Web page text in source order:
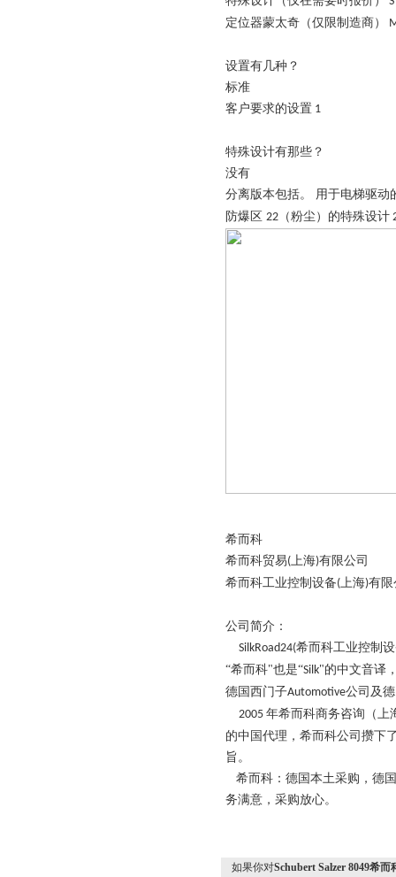
定位器蒙太奇（仅限制造商）
设置有几种？
标准
客户要求的设置 1
特殊设计有那些？
没有
分离版本包括。
用于电梯驱动
防爆区 22 （粉尘）的特殊设计
希而科
希而科贸易(上海)有限公司
希而科工业控制设备(上海)有限
公司简介：
SilkRoad24(希而科工业控制
“希而科"也是“Silk"的中文音译
德国西门子Automotive公司及
2005 年希而科商务咨询（上
的中国代理，希而科公司攒下
旨。
希而科：德国本土采购，德
务满意，采购放心。
如果你对Schubert Salzer 8049希